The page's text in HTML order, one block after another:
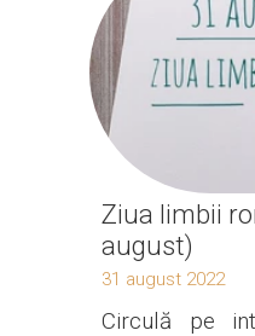
Ziua limbii
august)
31 august 2022
Circulă pe